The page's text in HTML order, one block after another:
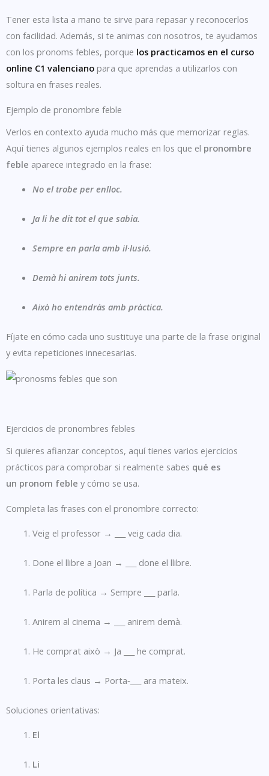
Tener esta lista a mano te sirve para repasar y reconocerlos
con facilidad. Además, si te animas con nosotros, te ayudamos
con los pronoms febles, porque los practicamos en el curso
online C1 valenciano para que aprendas a utilizarlos con
soltura en frases reales.
Ejemplo de pronombre feble
Verlos en contexto ayuda mucho más que memorizar reglas.
Aquí tienes algunos ejemplos reales en los que el pronombre
feble aparece integrado en la frase:
No eltrobe per enlloc.
Ja lihe dit tot el que sabia.
Sempre en parla amb il·lusió.
Demà hianirem tots junts.
Això hoentendràs amb pràctica.
Fíjate en cómo cada uno sustituye una parte de la frase original
y evita repeticiones innecesarias.
Ejercicios de pronombres febles
Si quieres afianzar conceptos, aquí tienes varios ejercicios
prácticos para comprobar si realmente sabes qué es
un pronom feble y cómo se usa.
Completa las frases con el pronombre correcto:
Veig el professor → ___ veig cada dia.
Done el llibre a Joan → ___ done el llibre.
Parla de política → Sempre ___ parla.
Anirem al cinema → ___ anirem demà.
He comprat això → Ja ___ he comprat.
Porta les claus → Porta‑___ ara mateix.
Soluciones orientativas:
El
Li